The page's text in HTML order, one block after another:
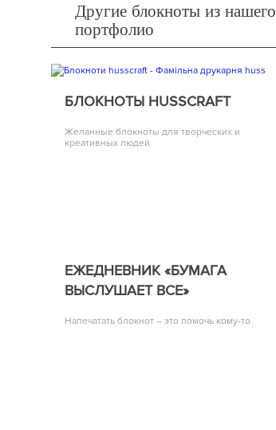
Другие блокноты из нашего
портфолио
БЛОКНОТЫ HUSSCRAFT
Желанные блокноты для творческих и
креативных людей
ЕЖЕДНЕВНИК «БУМАГА
ВЫСЛУШАЕТ ВСЕ»
Напечатать блокнот – это помочь кому-то